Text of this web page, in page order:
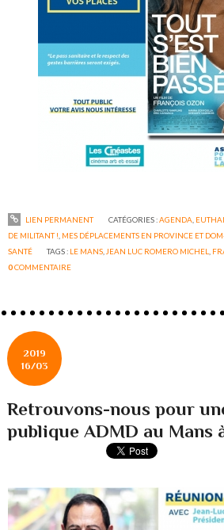
LIEN PERMANENT CATÉGORIES :AGENDA
DE MILITANT ! MES DÉPLACEMENTS EN PROVINCE ET
SANTÉ
TAGS : LE MANS JEAN LUC ROMERO MICHEL
0COMMENTAIRE
2019
16/03
Retrouvons-nous pour
publique ADMD au Mans